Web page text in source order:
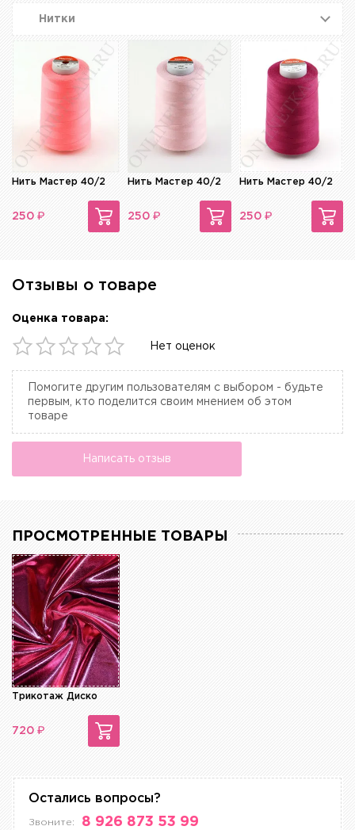
Нитки
Нить Мастер 40/2
250 ₽
Нить Мастер 40/2
250 ₽
Нить Мастер 40/2
250 ₽
Отзывы о товаре
Оценка товара:
Нет оценок
Помогите другим пользователям с выбором - будьте
первым, кто поделится своим мнением об этом
товаре
Написать отзыв
ПРОСМОТРЕННЫЕ ТОВАРЫ
Трикотаж Диско
720 ₽
Остались вопросы?
Звоните: 8 926 873 53 99